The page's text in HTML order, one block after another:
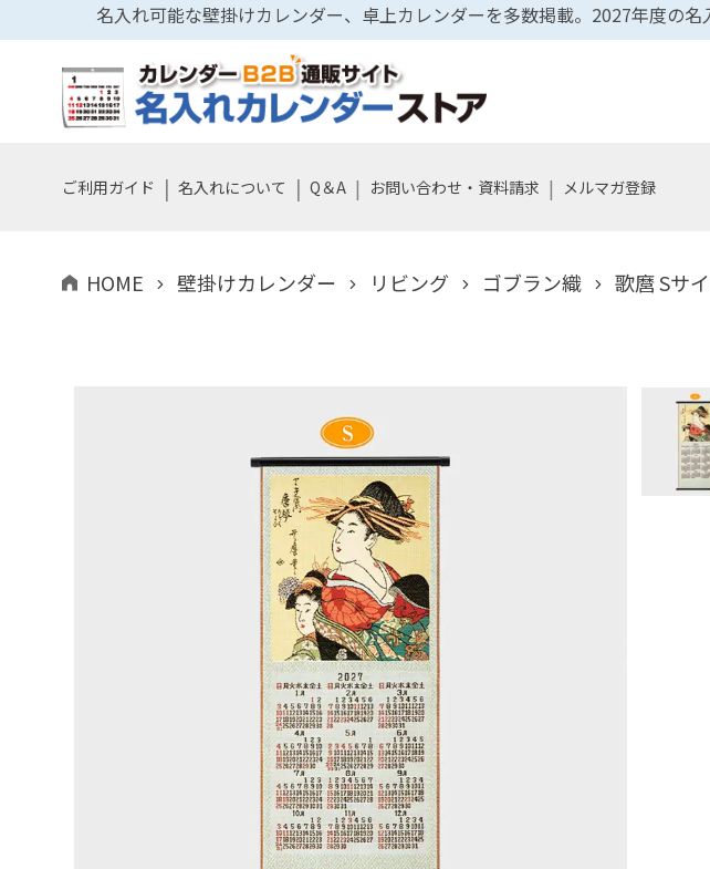
名入れ可能な壁掛けカレンダー、卓上カレンダーを多数掲載。2027年度の
ご利用ガイド | 名入れについて | Q＆A | お問い合わせ・資料請求 | メルマガ登録
HOME 壁掛けカレンダー リビング ゴブラン織 歌麿 Sサ